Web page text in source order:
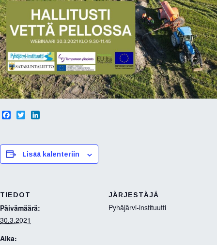
b
o
t
e
e
d
Lisää kalenteriin
TIEDOT
Päivämäärä:
30.3.2021
Aika:
JÄRJESTÄJÄ
Pyhäjärvi-instituutti